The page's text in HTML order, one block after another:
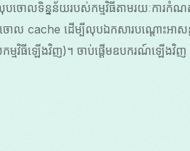
ោលទិន្នន័យរបស់កម្មវិធីតាមរយៈការកំ
cache ដើម្បីលុបឯកសារបណ្តោះអាសន្ន;
ឡើងវិញ)។ ចាប់ផ្តើមឧបករណ៍ឡើងវិញ និ